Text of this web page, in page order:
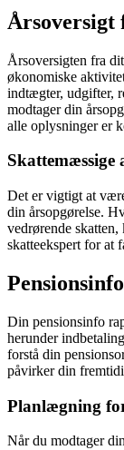
Årsoversigt
Årsoversigten fra
økonomiske
indtægter, udgifter,
modtager din
alle oplysninger er
Skattemæssige
Det er vigtigt at
din årsopgørelse.
vedrørende
skatteekspert for at
Din pensionsinfo
herunder
forstå din
påvirker din
Planlægning
Når du modtager